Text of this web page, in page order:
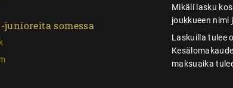
junioreita somessa
Mikäli lasku
joukkueen nimi
Laskuilla tulee
maksuaika